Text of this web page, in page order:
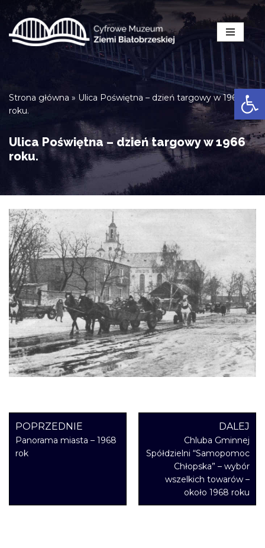
Przejdź
do
Strona główna » Ulica Poświętna – dzień targowy w 1966
roku.
Ulica Poświętna – dzień targowy w 1966
roku.
POPRZEDNIE
Panorama miasta – 1968
rok
DALEJ
Chluba Gminnej
Spółdzielni “Samopomoc
Chłopska” – wybór
wszelkich towarów –
około 1968 roku